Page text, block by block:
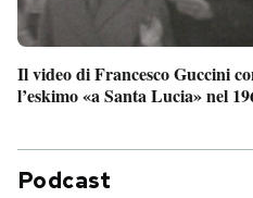
Il video di Francesco Guccini
l’eskimo «a Santa Lucia» nel
Podcast